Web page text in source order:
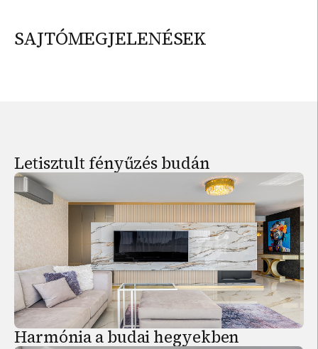
SAJTÓMEGJELENÉSEK
Letisztult fényűzés budán
Harmónia a budai hegyekben